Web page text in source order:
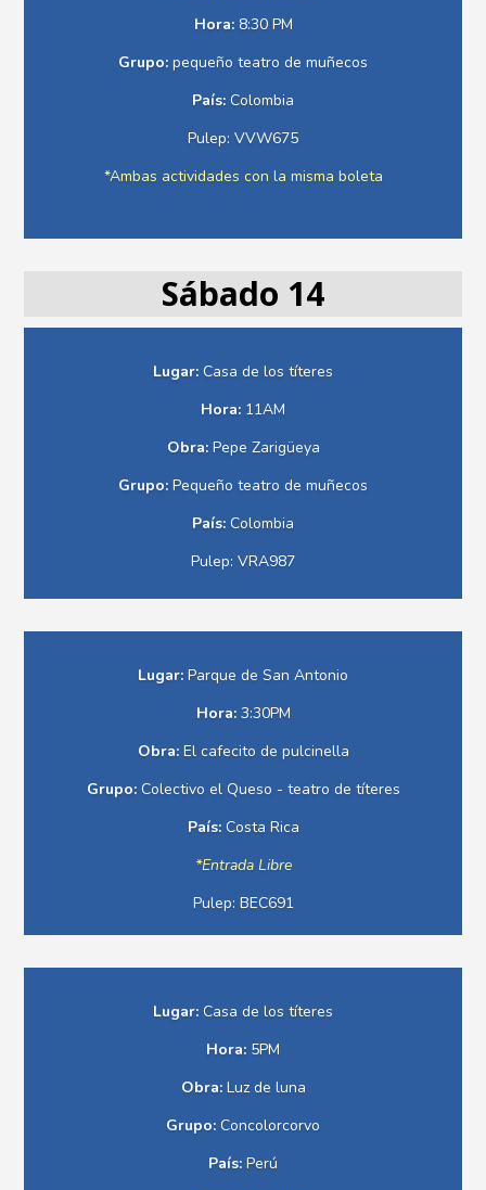
Hora:8:30 PM
Grupo: pequeño teatro de muñecos
País: Colombia
Pulep: VVW675
*Ambas actividades con la misma boleta
Sábado 14
Lugar: Casa de los títeres
Hora: 11AM
Obra:Pepe Zarigüeya
Grupo: Pequeño teatro de muñecos
País: Colombia
Pulep: VRA987
Lugar: Parque de San Antonio
Hora:3:30PM
Obra:El cafecito de pulcinella
Grupo:Colectivo el Queso - teatro de títeres
País:Costa Rica
*Entrada Libre
Pulep: BEC691
Lugar: Casa de los títeres
Hora: 5PM
Obra:Luz de luna
Grupo: Concolorcorvo
País: Perú